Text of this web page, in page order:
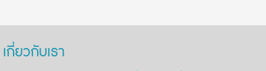
เกี่ยวกับเรา